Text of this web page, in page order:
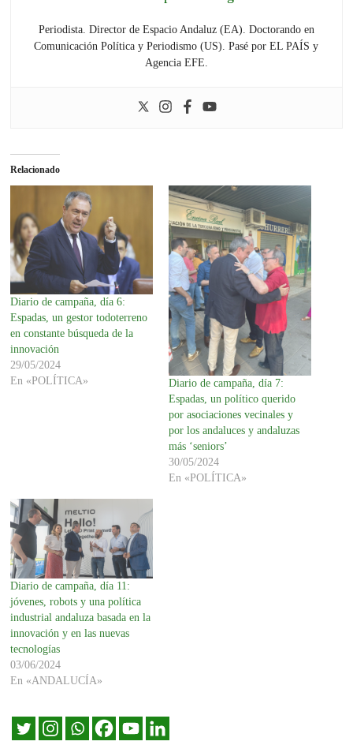
Periodista. Director de Espacio Andaluz (EA). Doctorando en
Comunicación Política y Periodismo (US). Pasé por EL PAÍS y
Agencia EFE.
Relacionado
Diario de campaña, día 6:
Espadas, un gestor todoterreno
en constante búsqueda de la
innovación
29/05/2024
En «POLÍTICA»
Diario de campaña, día 7:
Espadas, un político querido
por asociaciones vecinales y
por los andaluces y andaluzas
más ‘seniors’
30/05/2024
En «POLÍTICA»
Diario de campaña, día 11:
jóvenes, robots y una política
industrial andaluza basada en la
innovación y en las nuevas
tecnologías
03/06/2024
En «ANDALUCÍA»